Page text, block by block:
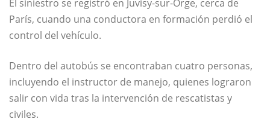
El siniestro se registró en Juvisy-sur-Orge, cerca de
París, cuando una conductora en formación perdió el
control del vehículo.
Dentro del autobús se encontraban cuatro personas,
incluyendo el instructor de manejo, quienes lograron
salir con vida tras la intervención de rescatistas y
civiles.